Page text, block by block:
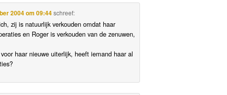
2004 om 09:44schreef:
zij is natuurlijk verkouden omdat haar
en Roger is verkouden van de zenuwen,
haar nieuwe uiterlijk, heeft iemand haar al